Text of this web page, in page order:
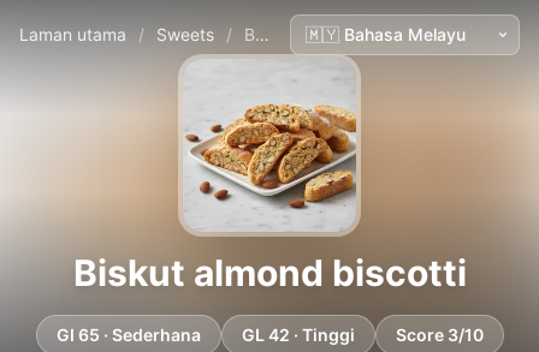
Laman utama / Sweets / Biskut almond biscotti
Biskut almond biscotti
GI 65 · Sederhana GL 42 · Tinggi Score 3/10